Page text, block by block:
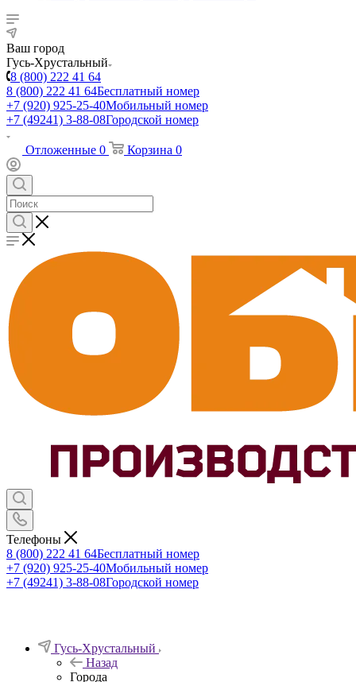
Ваш город
Гусь-Хрустальный
8 (800) 222 41 64
8 (800) 222 41 64Бесплатный номер
+7 (920) 925-25-40Мобильный номер
+7 (49241) 3-88-08Городской номер
Отложенные 0 Корзина 0
Телефоны
8 (800) 222 41 64Бесплатный номер
+7 (920) 925-25-40Мобильный номер
+7 (49241) 3-88-08Городской номер
Гусь-Хрустальный
Назад
Города